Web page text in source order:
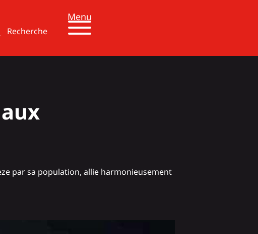
Recherche
Menu
par sa population, allie harmonieusement